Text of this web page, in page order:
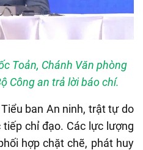
Toản, Chánh Văn phòng
Công an trả lời báo chí.
ban An ninh, trật tự do
chỉ đạo. Các lực lượng
hợp chặt chẽ, phát huy